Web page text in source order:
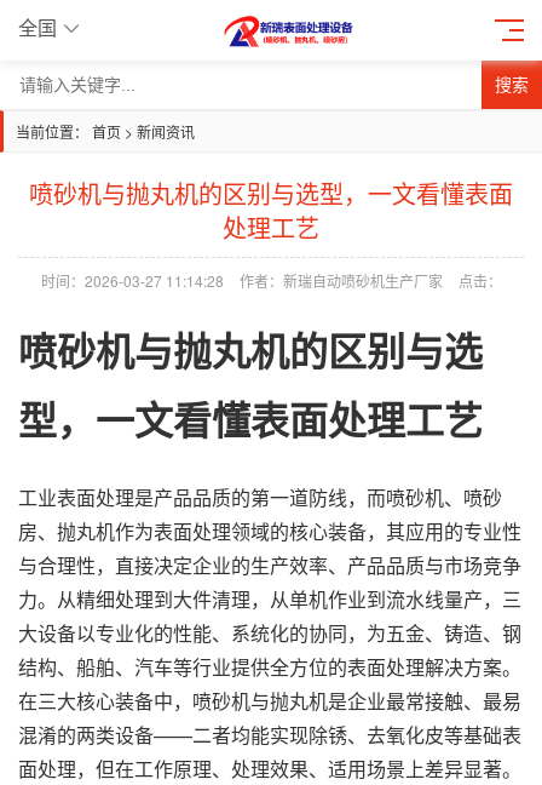
全国
搜索
当前位置： 首页 > 新闻资讯
喷砂机与抛丸机的区别与选型，一文看懂表面
处理工艺
时间：2026-03-27 11:14:28 作者：新瑞自动喷砂机生产厂家 点击：
喷砂机与抛丸机的区别与选
型，一文看懂表面处理工艺
工业表面处理是产品品质的第一道防线，而喷砂机、 喷砂
房、抛丸机作为表面处理领域的核心装备，其应用的专业性
与合理性，直接决定企业的生产效率、产品品质与市场竞争
力。从精细处理到大件清理，从单机作业到流水线量产，三
大设备以专业化的性能、系统化的协同，为五金、铸造、钢
结构、船舶、汽车等行业提供全方位的表面处理解决方案。
在三大核心装备中，喷砂机与抛丸机是企业最常接触、最易
混淆的两类设备——二者均能实现除锈、去氧化皮等基础表
面处理，但在工作原理、处理效果、适用场景上差异显著。